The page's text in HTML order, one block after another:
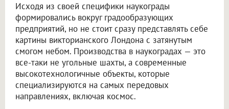
Исходя из своей специфики наукограды
формировались вокруг градообразующих
предприятий, но не стоит сразу представлять себе
картины викторианского Лондона с затянутым
смогом небом. Производства в наукоградах — это
все-таки не угольные шахты, а современные
высокотехнологичные объекты, которые
специализируются на самых передовых
направлениях, включая космос.